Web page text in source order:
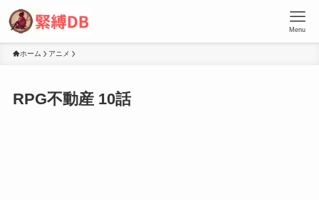
Menu
ホーム アニメ
RPG不動産 10話